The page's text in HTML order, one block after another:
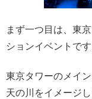
まず一つ目は、東
ションイベントです
東京タワーのメイ
天の川をイメージ